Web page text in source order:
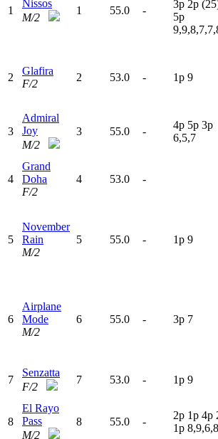
1
Nissos
M/2
1 55.0 -
3p 2p
5p
2
Glafira
F/2
2 53.0 - 1p 9
3
Admiral
Joy
M/2
3 55.0 -
4p 5p 3p
6,5,7
4
Grand
Doha
F/2
4 53.0 -
5
November
Rain
M/2
5 55.0 - 1p 9
6
Airplane
Mode
M/2
6 55.0 - 3p 7
7
Senzatta
F/2
7 53.0 - 1p 9
8
El Rayo
Pass
M/2
8 55.0 -
2p 1p 4p
1p